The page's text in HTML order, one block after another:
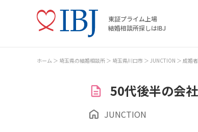
東証プライム上場
結婚相談所探しはIBJ
ホーム 埼玉県の結婚相談所 埼玉県川口市 JUNCTION 成婚
50代後半の会
JUNCTION